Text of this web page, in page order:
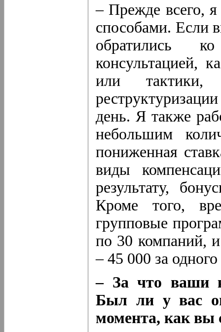
– Прежде всего,
способами. Если
обратились
консультацией,
или тактики,
день. Я также
небольшим
пониженная
виды
результату,
Кроме того,
групповые
по 30 компаний,
– 45 000 за
– За что ваши
Был ли у вас
момента, как вы